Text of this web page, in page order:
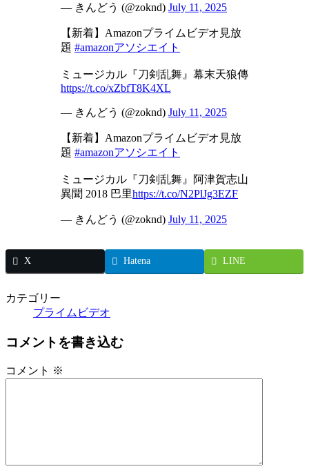
— きんどう (@zoknd) July 11, 2025
【新着】Amazonプライムビデオ見放
題 #amazonアソシエイト
ミュージカル『刀剣乱舞』幕末天狼傳
https://t.co/xZbfT8K4XL
— きんどう (@zoknd) July 11, 2025
【新着】Amazonプライムビデオ見放
題 #amazonアソシエイト
ミュージカル『刀剣乱舞』阿津賀志山
異聞 2018 巴里https://t.co/N2PlJg3EZF
— きんどう (@zoknd) July 11, 2025
X Hatena LINE
カテゴリー
プライムビデオ
コメントを書き込む
コメント ※